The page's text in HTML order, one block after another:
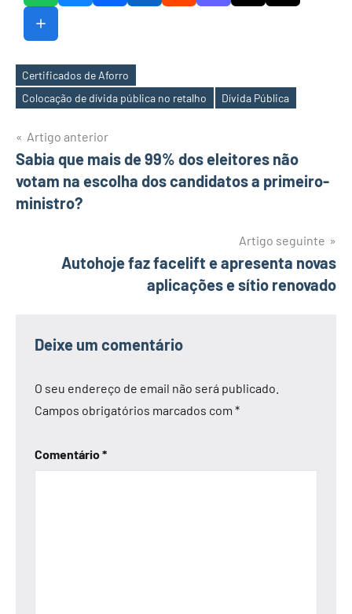
Etiquetas
Certificados de Aforro
Colocação de dívida pública no retalho
Dívida Pública
Navegação
de
artigos
Artigo anterior
Sabia que mais de 99% dos eleitores não
votam na escolha dos candidatos a primeiro-
ministro?
Artigo seguinte
Autohoje faz facelift e apresenta novas
aplicações e sítio renovado
Deixe um comentário
O seu endereço de email não será publicado.
Campos obrigatórios marcados com *
Comentário*